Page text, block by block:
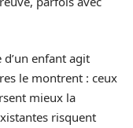
d’un enfant agit
le montrent : ceux
mieux la
risquent